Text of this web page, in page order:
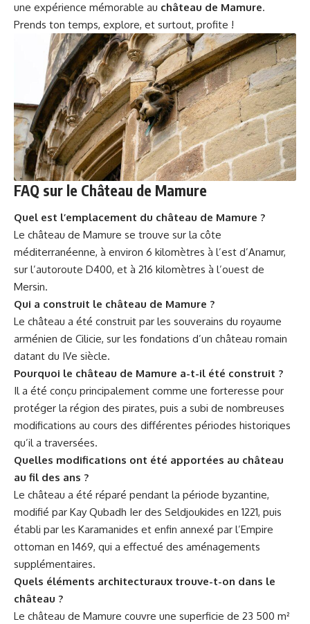
une expérience mémorable au château de Mamure.
Prends ton temps, explore, et surtout, profite !
FAQ sur le Château de Mamure
Quel est l’emplacement du château de Mamure ?
Le château de Mamure se trouve sur la côte
méditerranéenne, à environ 6 kilomètres à l’est d’Anamur,
sur l’autoroute D400, et à 216 kilomètres à l’ouest de
Mersin.
Qui a construit le château de Mamure ?
Le château a été construit par les souverains du royaume
arménien de Cilicie, sur les fondations d’un château romain
datant du IVe siècle.
Pourquoi le château de Mamure a-t-il été construit ?
Il a été conçu principalement comme une forteresse pour
protéger la région des pirates, puis a subi de nombreuses
modifications au cours des différentes périodes historiques
qu’il a traversées.
Quelles modifications ont été apportées au château
au fil des ans ?
Le château a été réparé pendant la période byzantine,
modifié par Kay Qubadh Ier des Seldjoukides en 1221, puis
établi par les Karamanides et enfin annexé par l’Empire
ottoman en 1469, qui a effectué des aménagements
supplémentaires.
Quels éléments architecturaux trouve-t-on dans le
château ?
Le château de Mamure couvre une superficie de 23 500 m²